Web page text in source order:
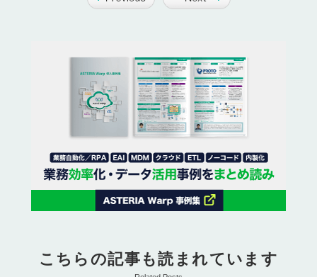
こちらの記事も読まれています